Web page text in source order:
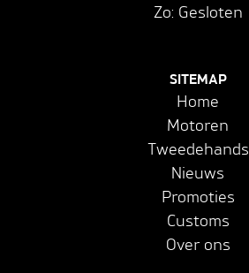
Zo: Gesloten
SITEMAP
Home
Motoren
Tweedehands
Nieuws
Promoties
Customs
Over ons